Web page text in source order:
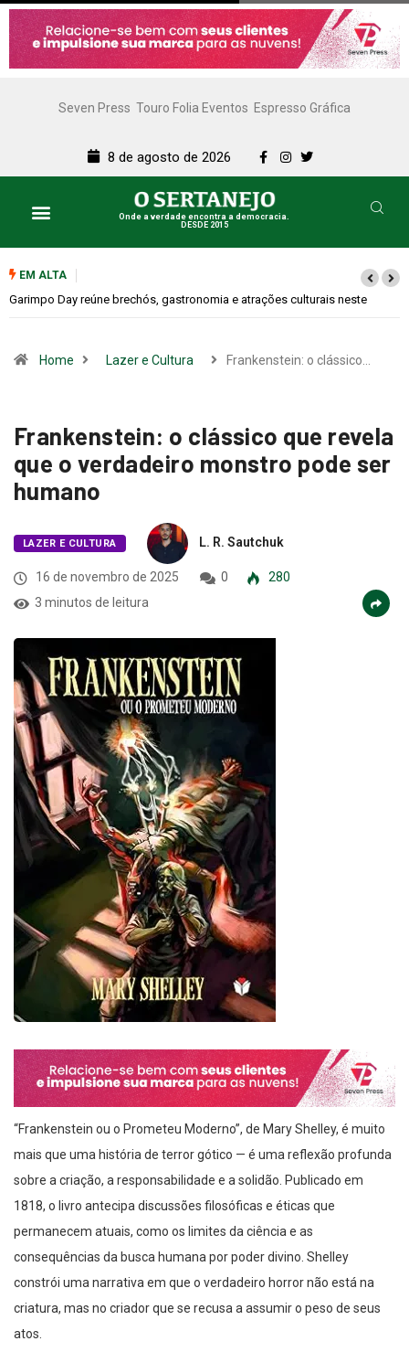
Seven Press Touro Folia Eventos Espresso Gráfica
8 de agosto de 2026
Onde a verdade encontra a democracia.
DESDE 2015
EM ALTA
Bugonia transforma paranoia e conspiração em um suspense imprevisível
Home Lazer e Cultura Frankenstein: o clássico…
Frankenstein: o clássico que revela
que o verdadeiro monstro pode ser
humano
LAZER E CULTURA L. R. Sautchuk
16 de novembro de 2025 0
280
3 minutos de leitura
“Frankenstein ou o Prometeu Moderno”, de Mary Shelley, é muito
mais que uma história de terror gótico — é uma reflexão profunda
sobre a criação, a responsabilidade e a solidão. Publicado em
1818, o livro antecipa discussões filosóficas e éticas que
permanecem atuais, como os limites da ciência e as
consequências da busca humana por poder divino. Shelley
constrói uma narrativa em que o verdadeiro horror não está na
criatura, mas no criador que se recusa a assumir o peso de seus
atos.